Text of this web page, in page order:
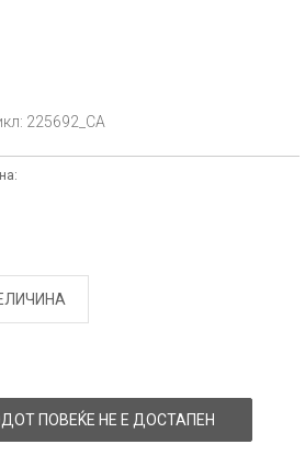
225692_CA
ПОВЕЌЕ НЕ Е ДОСТАПЕН